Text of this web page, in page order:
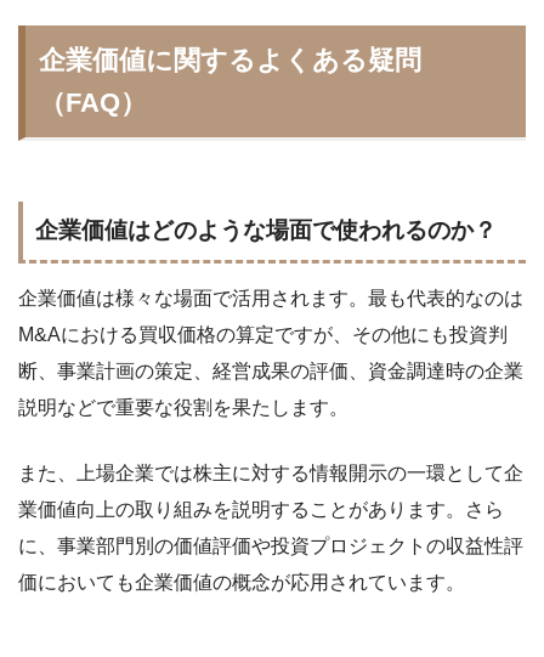
企業価値に関するよくある疑問
（FAQ）
企業価値はどのような場面で使われるのか？
企業価値は様々な場面で活用されます。最も代表的なのは
M&Aにおける買収価格の算定ですが、その他にも投資判
断、事業計画の策定、経営成果の評価、資金調達時の企業
説明などで重要な役割を果たします。
また、上場企業では株主に対する情報開示の一環として企
業価値向上の取り組みを説明することがあります。さら
に、事業部門別の価値評価や投資プロジェクトの収益性評
価においても企業価値の概念が応用されています。